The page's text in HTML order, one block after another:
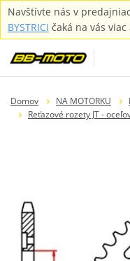
Navštívte nás v
BYSTRICI čaká na vás
Domov NA MOTORKU
Reťazové rozety JT -